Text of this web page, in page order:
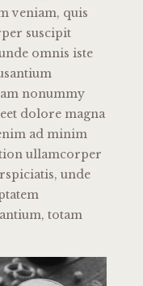
veniam, quis
suscipit
omnis iste
nonummy
dolore magna
ad minim
ullamcorper
unde
totam